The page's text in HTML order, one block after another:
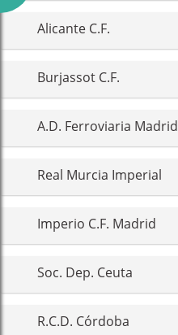
Alicante C.F.
Burjassot C.F.
A.D. Ferroviaria Madrid
Real Murcia Imperial
Imperio C.F. Madrid
Soc. Dep. Ceuta
R.C.D. Córdoba